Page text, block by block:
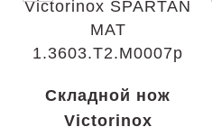
Складной нож
Victorinox